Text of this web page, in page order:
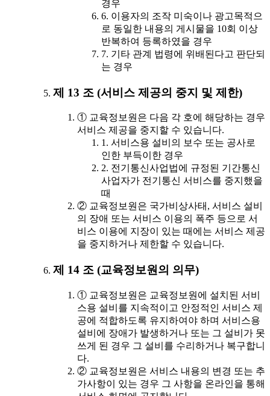
경우
6. 이용자의 조작 미숙이나 광고목적으
로 동일한 내용의 게시물을 10회 이상
반복하여 등록하였을 경우
7. 기타 관계 법령에 위배된다고 판단되
는 경우
제 13 조 (서비스 제공의 중지 및 제한)
① 교육정보원은 다음 각 호에 해당하는 경우
서비스 제공을 중지할 수 있습니다.
1. 서비스용 설비의 보수 또는 공사로
인한 부득이한 경우
2. 전기통신사업법에 규정된 기간통신
사업자가 전기통신 서비스를 중지했을
때
② 교육정보원은 국가비상사태, 서비스 설비
의 장애 또는 서비스 이용의 폭주 등으로 서
비스 이용에 지장이 있는 때에는 서비스 제공
을 중지하거나 제한할 수 있습니다.
제 14 조 (교육정보원의 의무)
① 교육정보원은 교육정보원에 설치된 서비
스용 설비를 지속적이고 안정적인 서비스 제
공에 적합하도록 유지하여야 하며 서비스용
설비에 장애가 발생하거나 또는 그 설비가 못
쓰게 된 경우 그 설비를 수리하거나 복구합니
다.
② 교육정보원은 서비스 내용의 변경 또는 추
가사항이 있는 경우 그 사항을 온라인을 통해